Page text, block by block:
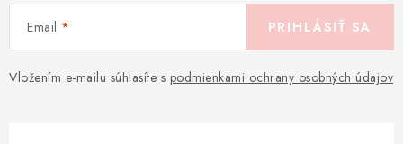
Email
Vložením e-mailu súhlasíte s podmienkami ochrany osobných údajov
PRIHLÁSIŤ SA